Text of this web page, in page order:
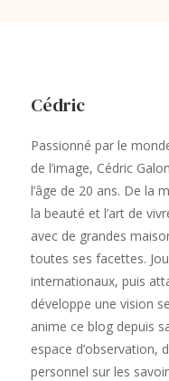
Cédric
Passionné par le
de l’image, Cédric
l’âge de 20 ans. De la
la beauté et l’art de
avec de grandes
toutes ses facettes.
internationaux, puis
développe une vision
anime ce blog depuis
espace d’observation,
personnel sur les